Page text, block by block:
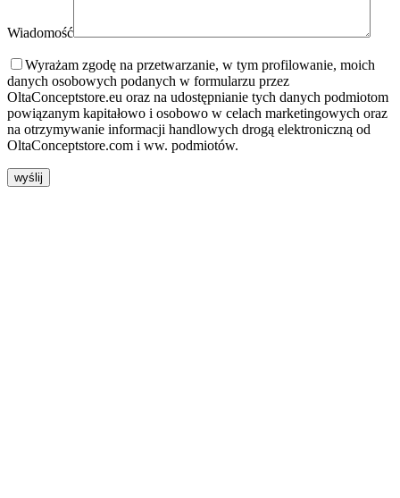
Wiadomość
Wyrażam zgodę na przetwarzanie, w tym profilowanie, moich
danych osobowych podanych w formularzu przez
OltaConceptstore.eu oraz na udostępnianie tych danych podmiotom
powiązanym kapitałowo i osobowo w celach marketingowych oraz
na otrzymywanie informacji handlowych drogą elektroniczną od
OltaConceptstore.com i ww. podmiotów.